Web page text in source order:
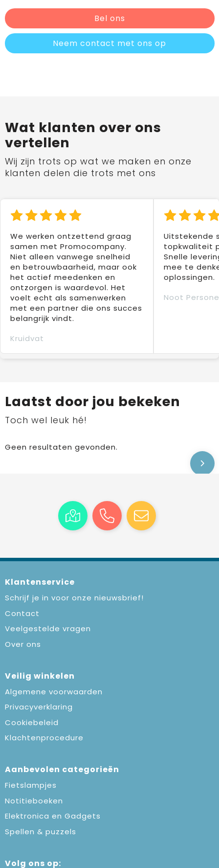
Bel ons
Neem contact met ons op
Wat klanten over ons
vertellen
Wij zijn trots op wat we maken en onze
klanten delen die trots met ons
We werken ontzettend graag
samen met Promocompany.
Niet alleen vanwege snelheid
en betrouwbaarheid, maar ook
het actief meedenken en
ontzorgen is waardevol. Het
voelt echt als samenwerken
met een partner die ons succes
belangrijk vindt.
Kruidvat
Uitstekende
topkwaliteit
Snelle
mee te
oplossingen.
Noot
Laatst door jou bekeken
Toch wel leuk hé!
Geen resultaten gevonden.
Klantenservice
Schrijf je in voor onze nieuwsbrief!
Contact
Veelgestelde vragen
Over ons
Veilig winkelen
Algemene voorwaarden
Privacyverklaring
Cookiebeleid
Klachtenprocedure
Aanbevolen categorieën
Fietslampjes
Notitieboeken
Elektronica en Gadgets
Spellen & puzzels
Volg ons op: